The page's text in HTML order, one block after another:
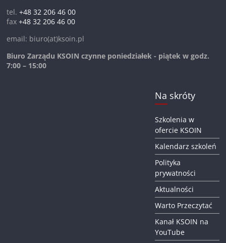
tel.+48 32 206 46 00
fax+48 32 206 46 00
email: biuro(at)ksoin.pl
Biuro Zarządu KSOIN czynne poniedziałek - piątek w godz.
7:00 – 15:00
Na skróty
Szkolenia w
ofercie KSOIN
Kalendarz szkoleń
Polityka
prywatności
Aktualności
Warto Przeczytać
Kanał KSOIN na
YouTube